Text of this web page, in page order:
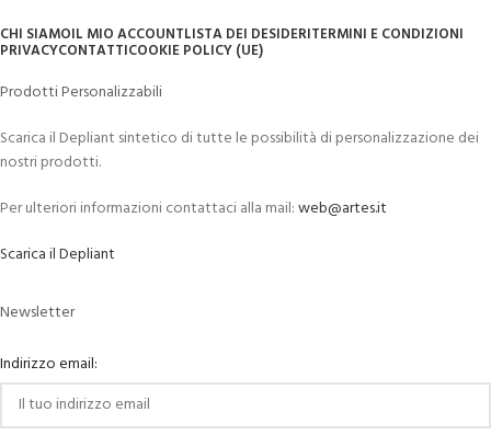
CHI SIAMOIL MIO ACCOUNTLISTA DEI DESIDERITERMINI E CONDIZIONI
PRIVACYCONTATTICOOKIE POLICY (UE)
Prodotti Personalizzabili
Scarica il Depliant sintetico di tutte le possibilità di personalizzazione dei
nostri prodotti.
Per ulteriori informazioni contattaci alla mail:web@artes.it
Scarica il Depliant
Newsletter
Indirizzo email: